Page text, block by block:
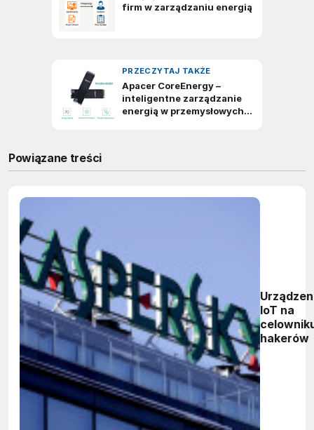
Powiązane treści
IoT na
hakerów